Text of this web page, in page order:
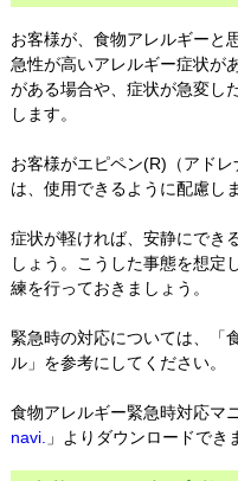
お客様が、食物アレルギーと
急性が高いアレルギー症状が
がある場合や、症状が急変し
します。
お客様がエピペン(R)（アド
は、使用できるように配慮し
症状が軽ければ、安静にでき
しょう。こうした事態を想定
練を行っておきましょう。
緊急時の対応については、「
ル」を参考にしてください。
食物アレルギー緊急時対応マ
navi. 」よりダウンロードでき